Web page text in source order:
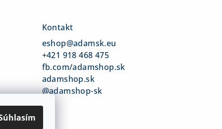
Kontakt
eshop@adamsk.eu
+421 918 468 475
fb.com/adamshop.sk
adamshop.sk
@adamshop-sk